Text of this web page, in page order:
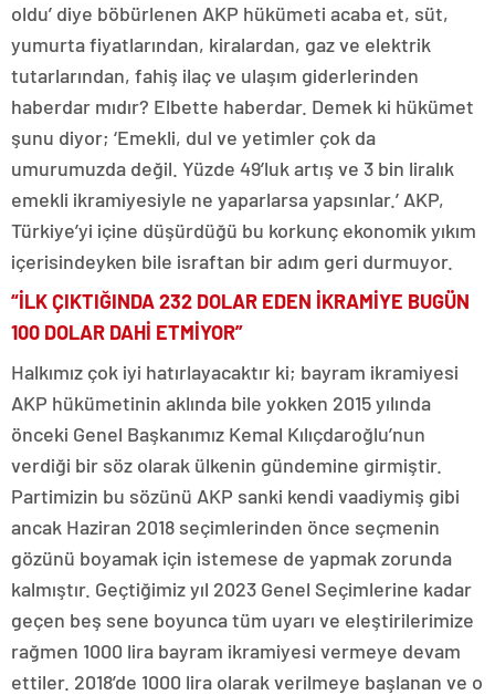
oldu’ diye böbürlenen AKP hükümeti acaba et, süt,
yumurta fiyatlarından, kiralardan, gaz ve elektrik
tutarlarından, fahiş ilaç ve ulaşım giderlerinden
haberdar mıdır? Elbette haberdar. Demek ki hükümet
şunu diyor; ‘Emekli, dul ve yetimler çok da
umurumuzda değil. Yüzde 49’luk artış ve 3 bin liralık
emekli ikramiyesiyle ne yaparlarsa yapsınlar.’ AKP,
Türkiye’yi içine düşürdüğü bu korkunç ekonomik yıkım
içerisindeyken bile israftan bir adım geri durmuyor.
“İLK ÇIKTIĞINDA 232 DOLAR EDEN İKRAMİYE BUGÜN
100 DOLAR DAHİ ETMİYOR”
Halkımız çok iyi hatırlayacaktır ki; bayram ikramiyesi
AKP hükümetinin aklında bile yokken 2015 yılında
önceki Genel Başkanımız Kemal Kılıçdaroğlu’nun
verdiği bir söz olarak ülkenin gündemine girmiştir.
Partimizin bu sözünü AKP sanki kendi vaadiymiş gibi
ancak Haziran 2018 seçimlerinden önce seçmenin
gözünü boyamak için istemese de yapmak zorunda
kalmıştır. Geçtiğimiz yıl 2023 Genel Seçimlerine kadar
geçen beş sene boyunca tüm uyarı ve eleştirilerimize
rağmen 1000 lira bayram ikramiyesi vermeye devam
ettiler. 2018’de 1000 lira olarak verilmeye başlanan ve o